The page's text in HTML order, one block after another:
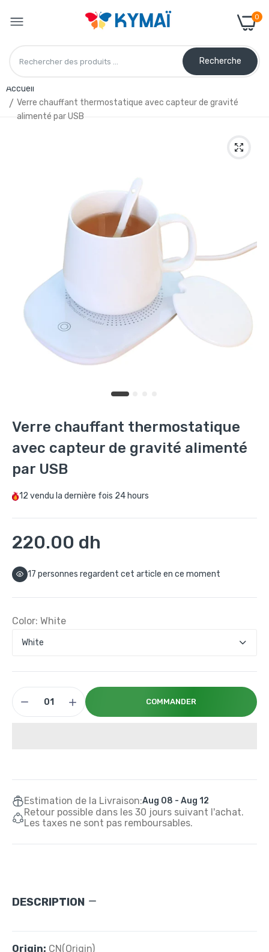
0
Recherche
Accueil
Verre chauffant thermostatique avec capteur de gravité
alimenté par USB
Verre chauffant thermostatique
avec capteur de gravité alimenté
par USB
12 vendu la dernière fois 24 hours
220.00 dh
17 personnes regardent cet article en ce moment
Color: White
COMMANDER
Estimation de la Livraison:Aug 08 - Aug 12
Retour possible dans les 30 jours suivant l'achat.
Les taxes ne sont pas remboursables.
DESCRIPTION
Origin: CN(Origin)